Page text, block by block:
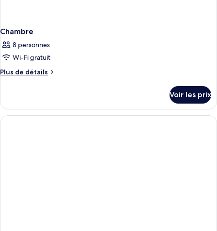
Chambre
8 personnes
Wi-Fi gratuit
Plus de détails
Plus
le
type
de
Voir les prix